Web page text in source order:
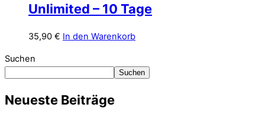
Unlimited – 10 Tage
35,90 € In den Warenkorb
Suchen
Suchen
Neueste Beiträge